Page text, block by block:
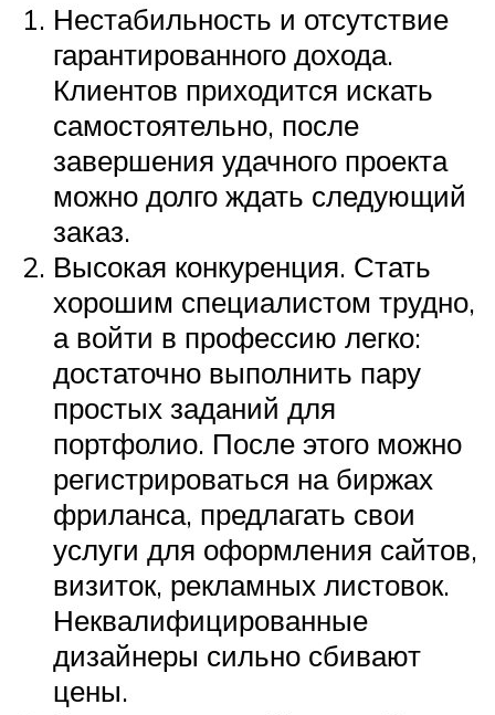
Нестабильность и отсутствие
гарантированного дохода.
Клиентов приходится искать
самостоятельно, после
завершения удачного проекта
можно долго ждать следующий
заказ.
Высокая конкуренция. Стать
хорошим специалистом трудно,
а войти в профессию легко:
достаточно выполнить пару
простых заданий для
портфолио. После этого можно
регистрироваться на биржах
фриланса, предлагать свои
услуги для оформления сайтов,
визиток, рекламных листовок.
Неквалифицированные
дизайнеры сильно сбивают
цены.